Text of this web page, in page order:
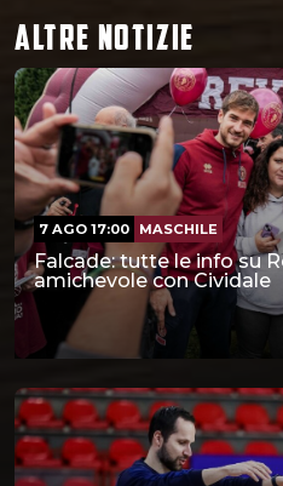
ALTRE NOTIZIE
Falcade: tutte le info su
amichevole con Cividale
7 AGO 17:00 MASCHILE